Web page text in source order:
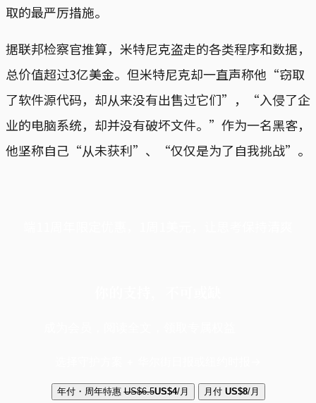
取的最严厉措施。
据联邦检察官推算，米特尼克盗走的各类程序和数据，
总价值超过3亿美金。但米特尼克却一直声称他“窃取
了软件源代码，却从来没有出售过它们”，“入侵了企
业的电脑系统，却并没有破坏文件。”作为一名黑客，
他坚称自己“从未获利”、“仅仅是为了自我挑战”。
年付・周年特惠 US$6.5US$4/月 月付 US$8/月